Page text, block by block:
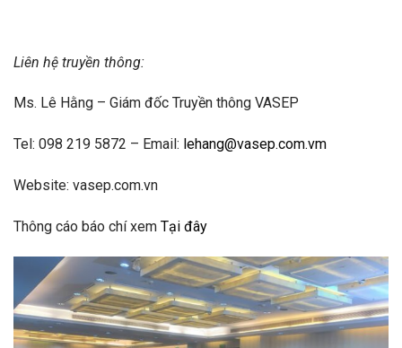
Liên hệ truyền thông:
Ms. Lê Hằng – Giám đốc Truyền thông VASEP
Tel: 098 219 5872 – Email: lehang@vasep.com.vm
Website: vasep.com.vn
Thông cáo báo chí xem Tại đây